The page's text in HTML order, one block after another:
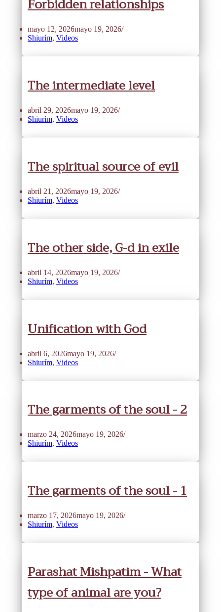
Forbidden relationships
mayo 12, 2026mayo 19, 2026
Shiurím, Videos
The intermediate level
abril 29, 2026mayo 19, 2026
Shiurím, Videos
The spiritual source of evil
abril 21, 2026mayo 19, 2026
Shiurím, Videos
The other side, G-d in exile
abril 14, 2026mayo 19, 2026
Shiurím, Videos
Unification with God
abril 6, 2026mayo 19, 2026
Shiurím, Videos
The garments of the soul - 2
marzo 24, 2026mayo 19, 2026
Shiurím, Videos
The garments of the soul - 1
marzo 17, 2026mayo 19, 2026
Shiurím, Videos
Parashat Mishpatim - What
type of animal are you?